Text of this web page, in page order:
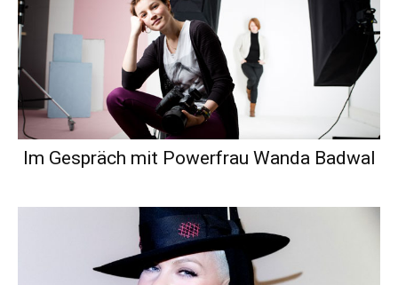
Im Gespräch mit Powerfrau Wanda Badwal